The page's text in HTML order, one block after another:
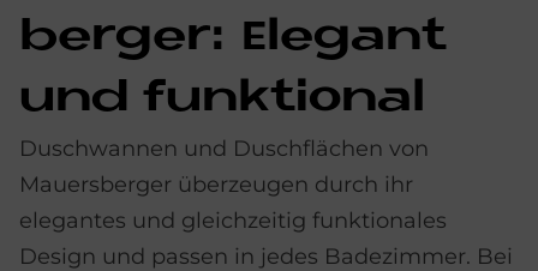
ber­ger: Ele­gant
und funk­tio­nal
Duschwannen und Duschflächen von
Mauers­berger überzeugen durch ihr
elegantes und gleich­zeitig funktionales
Design und passen in jedes Bade­zimmer. Bei